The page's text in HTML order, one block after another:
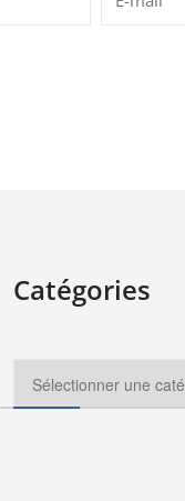
Catégories